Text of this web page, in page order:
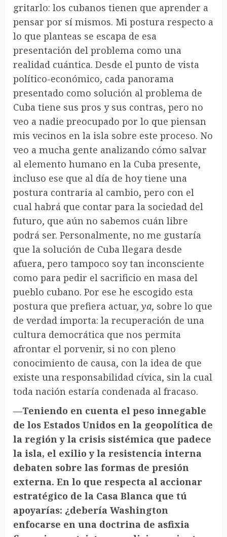
gritarlo: los cubanos tienen que aprender a
pensar por sí mismos. Mi postura respecto a
lo que planteas se escapa de esa
presentación del problema como una
realidad cuántica. Desde el punto de vista
político-económico, cada panorama
presentado como solución al problema de
Cuba tiene sus pros y sus contras, pero no
veo a nadie preocupado por lo que piensan
mis vecinos en la isla sobre este proceso. No
veo a mucha gente analizando cómo salvar
al elemento humano en la Cuba presente,
incluso ese que al día de hoy tiene una
postura contraria al cambio, pero con el
cual habrá que contar para la sociedad del
futuro, que aún no sabemos cuán libre
podrá ser. Personalmente, no me gustaría
que la solución de Cuba llegara desde
afuera, pero tampoco soy tan inconsciente
como para pedir el sacrificio en masa del
pueblo cubano. Por ese he escogido esta
postura que prefiera actuar, ya, sobre lo que
de verdad importa: la recuperación de una
cultura democrática que nos permita
afrontar el porvenir, si no con pleno
conocimiento de causa, con la idea de que
existe una responsabilidad cívica, sin la cual
toda nación estaría condenada al fracaso.
—Teniendo en cuenta el peso innegable
de los Estados Unidos en la geopolítica de
la región y la crisis sistémica que padece
la isla, el exilio y la resistencia interna
debaten sobre las formas de presión
externa. En lo que respecta al accionar
estratégico de la Casa Blanca que tú
apoyarías: ¿debería Washington
enfocarse en una doctrina de asfixia